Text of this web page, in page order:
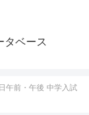
タベース
午前・午後 中学入試